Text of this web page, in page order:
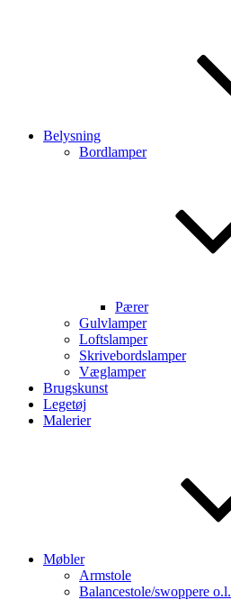
Belysning
Bordlamper
Pærer
Gulvlamper
Loftslamper
Skrivebordslamper
Væglamper
Brugskunst
Legetøj
Malerier
Møbler
Armstole
Balancestole/swoppere o.l.